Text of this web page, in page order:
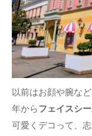
以前はお顔や腕な
年からフェイスシ
可愛くデコって、